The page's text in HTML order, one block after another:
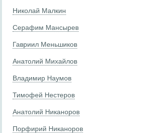
Николай Малкин
Серафим Мансырев
Гавриил Меньшиков
Анатолий Михайлов
Владимир Наумов
Тимофей Нестеров
Анатолий Никаноров
Порфирий Никаноров